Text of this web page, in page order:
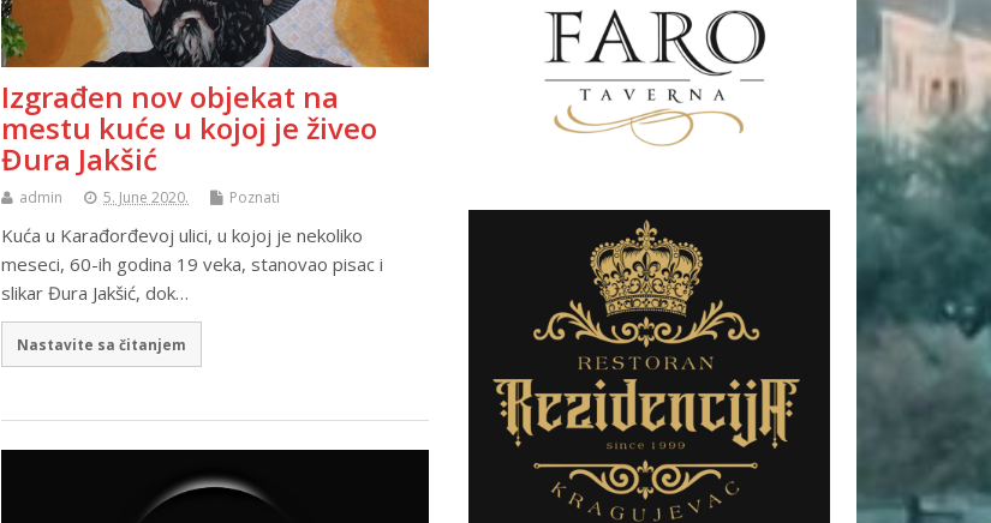
Izgrađen nov objekat na
mestu kuće u kojoj je živeo
Đura Jakšić
admin 5. June 2020. Poznati
Kuća u Karađorđevoj ulici, u kojoj je nekoliko
meseci, 60-ih godina 19 veka, stanovao pisac i
slikar Đura Jakšić, dok…
Nastavite sa čitanjem